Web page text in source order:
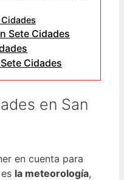
Sete Cidades
Cidades
en San
en cuenta para
la meteorología,